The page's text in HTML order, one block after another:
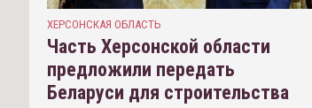
ХЕРСОНСКАЯ ОБЛАСТЬ
Часть Херсонской области
предложили передать
Беларуси для строительства